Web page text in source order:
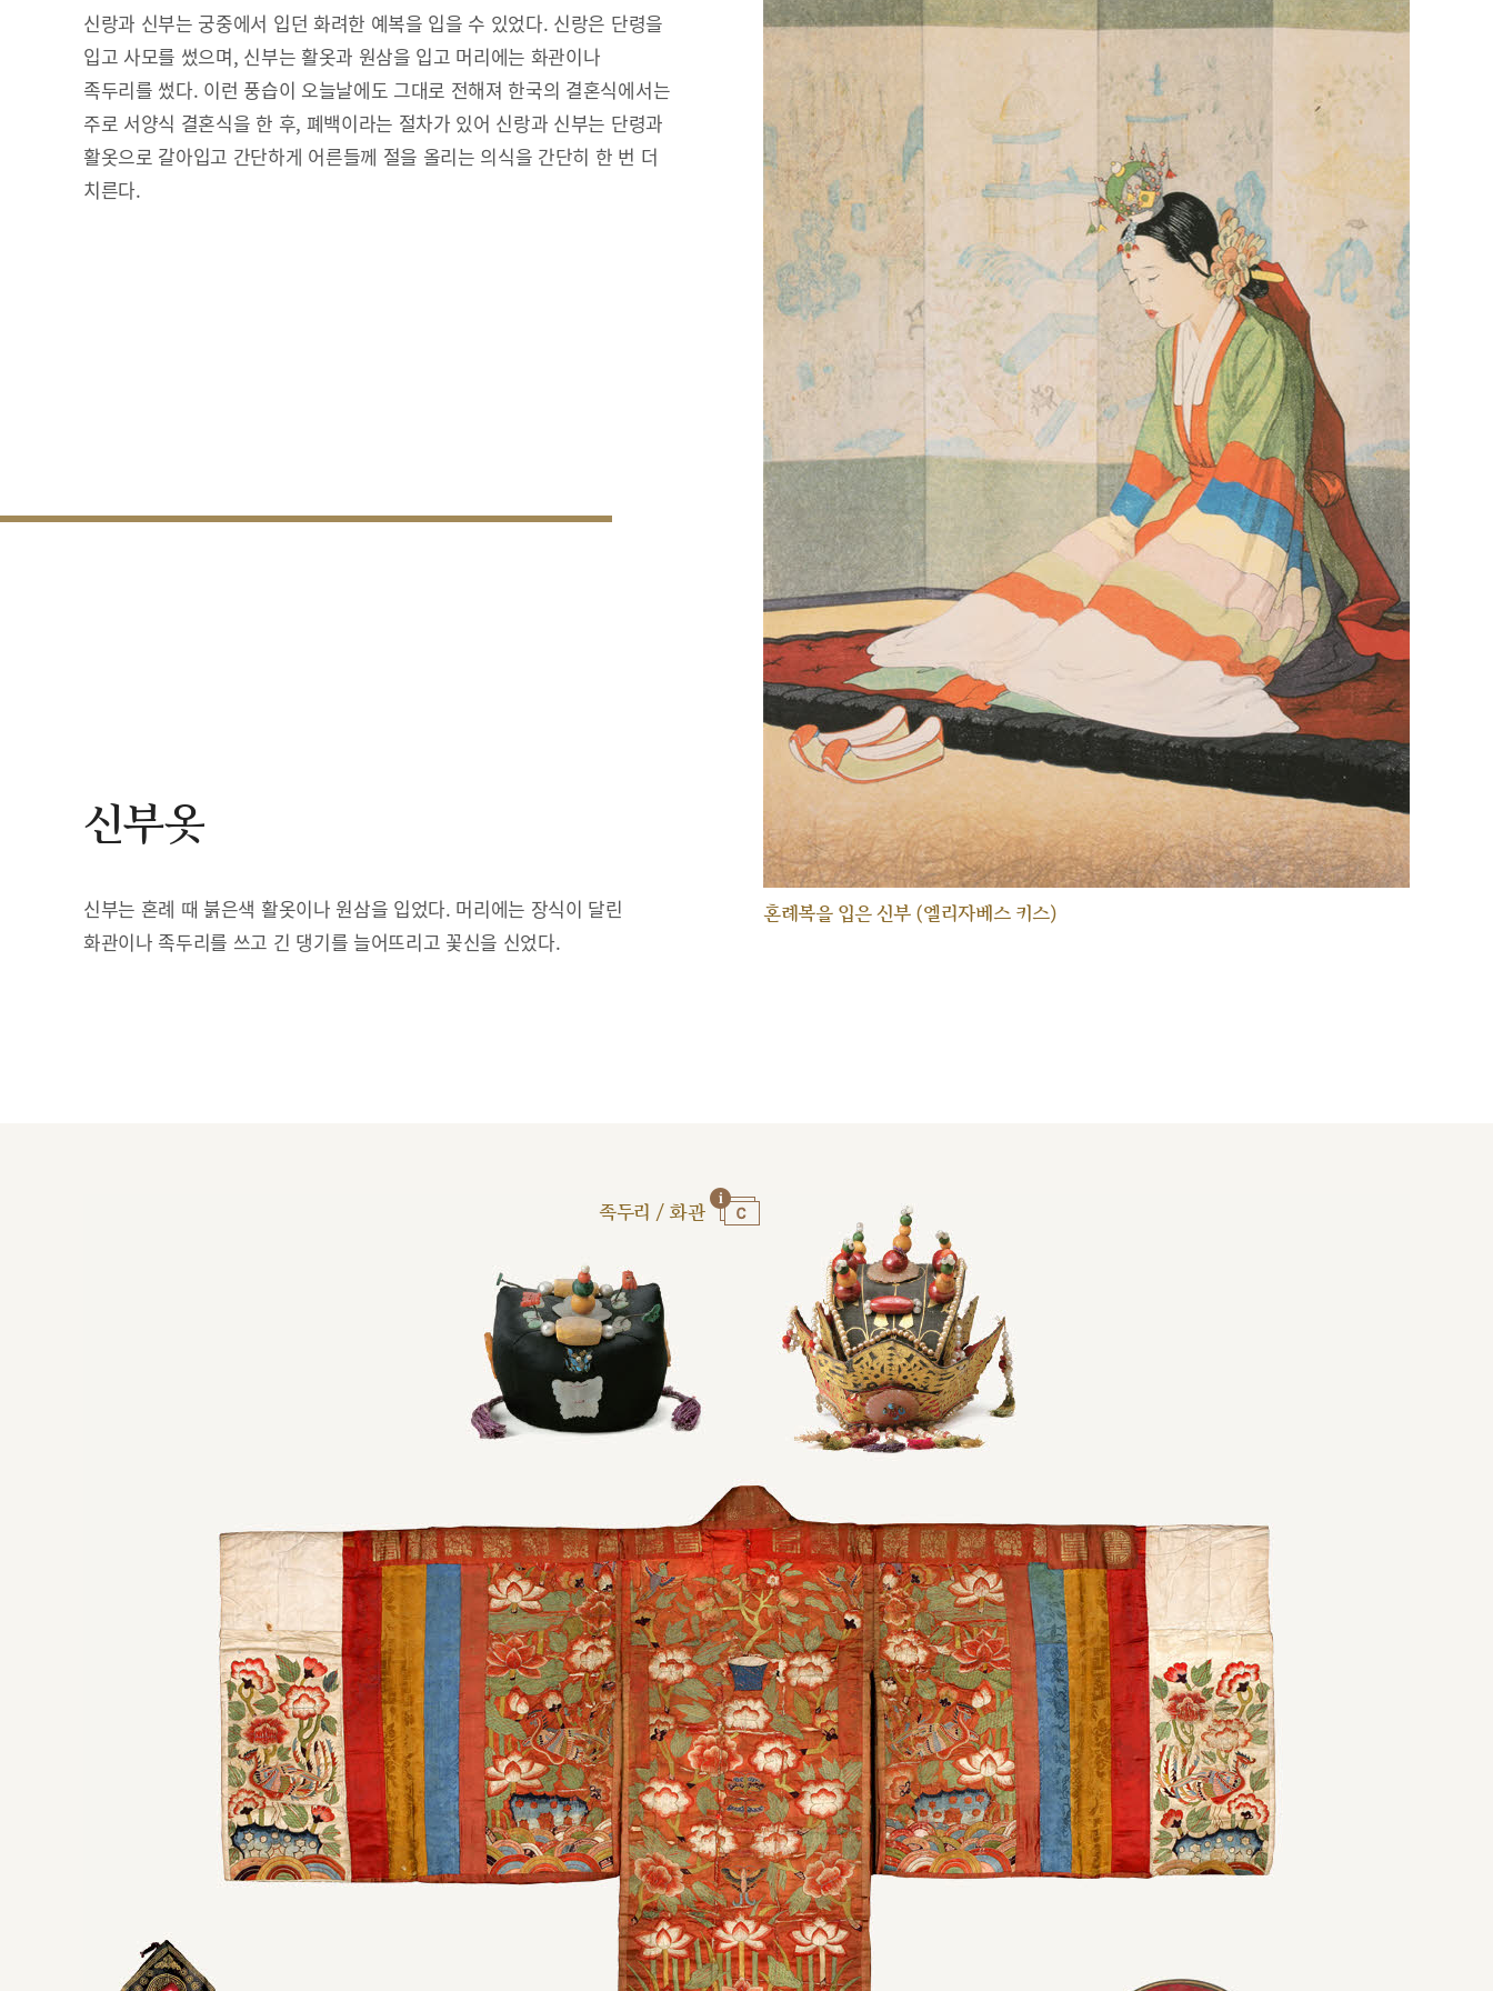
신랑과 신부는 궁중에서 입던 화려한 예복을 입을 수 있었다. 신랑은 단령을
입고 사모를 썼으며, 신부는 활옷과 원삼을 입고 머리에는 화관이나
족두리를 썼다. 이런 풍습이 오늘날에도 그대로 전해져 한국의 결혼식에서는
주로 서양식 결혼식을 한 후, 폐백이라는 절차가 있어 신랑과 신부는 단령과
활옷으로 갈아입고 간단하게 어른들께 절을 올리는 의식을 간단히 한 번 더
치른다.
혼례복을 입은 신부 (엘리자베스 키스)
신부옷
신부는 혼례 때 붉은색 활옷이나 원삼을 입었다. 머리에는 장식이 달린
화관이나 족두리를 쓰고 긴 댕기를 늘어뜨리고 꽃신을 신었다.
족두리 / 화관